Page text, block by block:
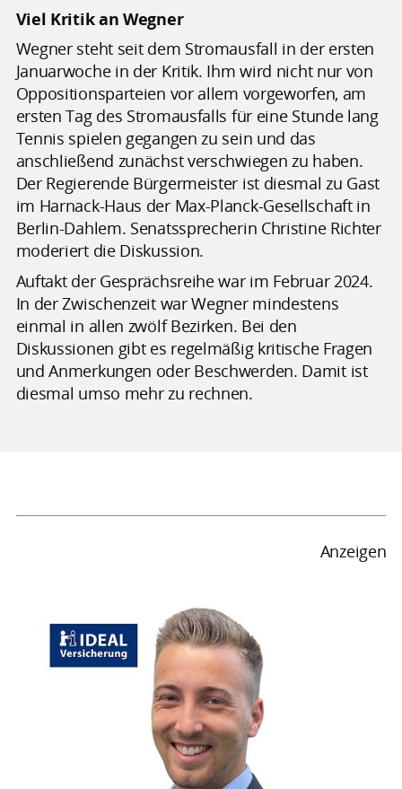
Viel Kritik an Wegner
Wegner steht seit dem Stromausfall in der ersten
Januarwoche in der Kritik. Ihm wird nicht nur von
Oppositionsparteien vor allem vorgeworfen, am
ersten Tag des Stromausfalls für eine Stunde lang
Tennis spielen gegangen zu sein und das
anschließend zunächst verschwiegen zu haben.
Der Regierende Bürgermeister ist diesmal zu Gast
im Harnack-Haus der Max-Planck-Gesellschaft in
Berlin-Dahlem. Senatssprecherin Christine Richter
moderiert die Diskussion.
Auftakt der Gesprächsreihe war im Februar 2024.
In der Zwischenzeit war Wegner mindestens
einmal in allen zwölf Bezirken. Bei den
Diskussionen gibt es regelmäßig kritische Fragen
und Anmerkungen oder Beschwerden. Damit ist
diesmal umso mehr zu rechnen.
Anzeigen